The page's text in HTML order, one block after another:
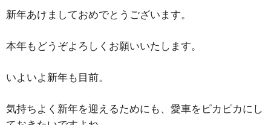
新年あけましておめでとうございます。
本年もどうぞよろしくお願いいたします。
いよいよ新年も目前。
気持ちよく新年を迎えるためにも、愛車をピカピカにし